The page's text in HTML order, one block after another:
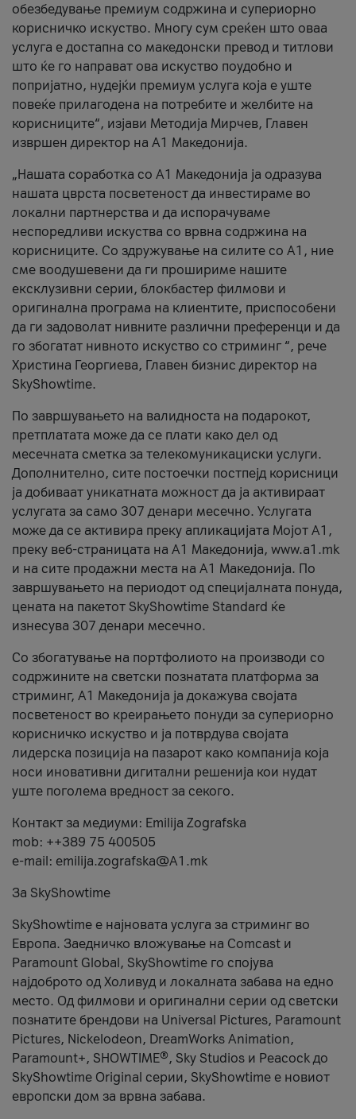
обезбедување премиум содржина и супериорно
корисничко искуство. Многу сум среќен што оваа
услуга е достапна со македонски превод и титлови
што ќе го направат ова искуство поудобно и
попријатно, нудејќи премиум услуга која е уште
повеќе прилагодена на потребите и желбите на
корисниците“, изјави Методија Мирчев, Главен
извршен директор на А1 Македонија.
„Нашата соработка со А1 Македонија ја одразува
нашата цврста посветеност да инвестираме во
локални партнерства и да испорачуваме
неспоредливи искуства со врвна содржина на
корисниците. Со здружување на силите со А1, ние
сме воодушевени да ги прошириме нашите
ексклузивни серии, блокбастер филмови и
оригинална програма на клиентите, приспособени
да ги задоволат нивните различни преференци и да
го збогатат нивното искуство со стриминг “, рече
Христина Георгиева, Главен бизнис директор на
SkyShowtime.
По завршувањето на валидноста на подарокот,
претплатата може да се плати како дел од
месечната сметка за телекомуникациски услуги.
Дополнително, сите постоечки постпејд корисници
ја добиваат уникатната можност да ја активираат
услугата за само 307 денари месечно. Услугата
може да се активира преку апликацијата Мојот A1,
преку веб-страницата на А1 Македонија, www.a1.mk
и на сите продажни места на А1 Македонија. По
завршувањето на периодот од специјалната понуда,
цената на пакетот SkyShowtime Standard ќе
изнесува 307 денари месечно.
Со збогатување на портфолиото на производи со
содржините на светски познатата платформа за
стриминг, А1 Македонија ја докажува својата
посветеност во креирањето понуди за супериорно
корисничко искуство и ја потврдува својата
лидерска позиција на пазарот како компанија која
носи иновативни дигитални решенија кои нудат
уште поголема вредност за секого.
Контакт за медиуми: Emilija Zografska
mob: ++389 75 400505
e-mail: emilija.zografska@A1.mk
За SkyShowtime
SkyShowtime е најновата услуга за стриминг во
Европа. Заедничко вложување на Comcast и
Paramount Global, SkyShowtime го спојува
најдоброто од Холивуд и локалната забава на едно
место. Од филмови и оригинални серии од светски
познатите брендови на Universal Pictures, Paramount
Pictures, Nickelodeon, DreamWorks Animation,
Paramount+, SHOWTIME®, Sky Studios и Peacock до
SkyShowtime Original серии, SkyShowtime е новиот
европски дом за врвна забава.